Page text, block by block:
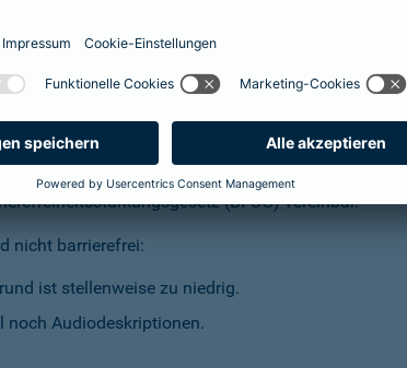
(BFSG) vereinbar.
nicht barrierefrei:
ist stellenweise zu niedrig.
noch Audiodeskriptionen.